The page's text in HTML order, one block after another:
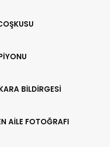
BİLDİRGESİ
AİLE FOTOĞRAFI